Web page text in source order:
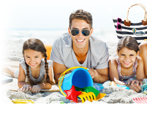
Lido
Beach